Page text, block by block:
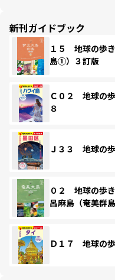
新刊ガイドブック
１５ 地球の歩
島①）３訂版
Ｃ０２ 地球の
８
Ｊ３３ 地球の
０２ 地球の
呂麻島（奄美群
Ｄ１７ 地球の